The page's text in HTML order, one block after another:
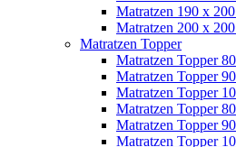
Matratzen 190 x
Matratzen 200 x
Matratzen Topper
Matratzen Topper
Matratzen Topper
Matratzen Topper
Matratzen Topper
Matratzen Topper
Matratzen Topper